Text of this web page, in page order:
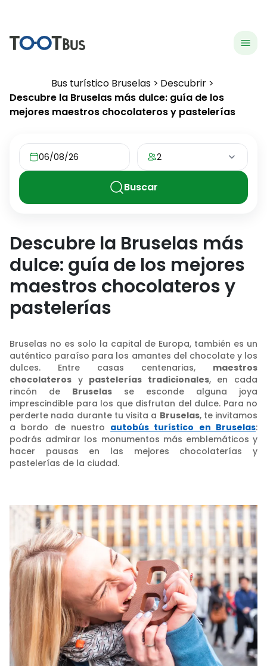
menu
Bus turístico Bruselas
Descubrir
Descubre la Bruselas más dulce: guía de los
mejores maestros chocolateros y pastelerías
06/08/26 2
Buscar
Descubre la Bruselas más
dulce: guía de los mejores
maestros chocolateros y
pastelerías
Bruselas no es solo la capital de Europa, también es un
auténtico paraíso para los amantes del chocolate y los
dulces. Entre casas centenarias, maestros
chocolateros y pastelerías tradicionales, en cada
rincón de Bruselas se esconde alguna joya
imprescindible para los que disfrutan del dulce. Para no
perderte nada durante tu visita a Bruselas, te invitamos
a bordo de nuestro autobús turístico en Bruselas:
podrás admirar los monumentos más emblemáticos y
hacer pausas en las mejores chocolaterías y
pastelerías de la ciudad.